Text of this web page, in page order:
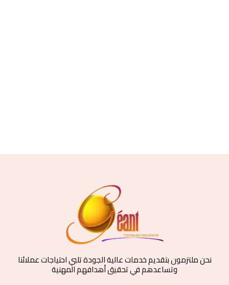
نحن ملتزمون بتقديم خدمات عالية الجودة تلبي احتياجات عملائنا
وتساعدهم في تحقيق أهدافهم المهنية